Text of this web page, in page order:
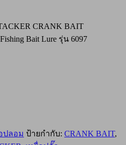
CRANK BAIT
Bait Lure รุ่น 6097
ปลอม ป้ายกำกับ: CRANK BAIT,